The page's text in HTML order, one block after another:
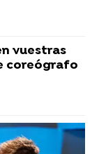
vuestras
coreógrafo